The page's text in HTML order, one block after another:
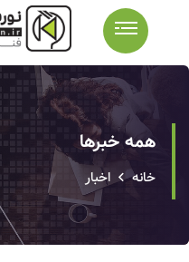
همه خبرها
خانه اخبار